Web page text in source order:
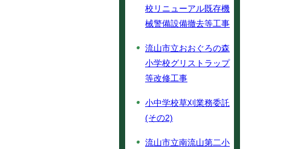
校リニューアル既存機
械警備設備撤去等工事
流山市立おおぐろの森
小学校グリストラップ
等改修工事
小中学校草刈業務委託
(その2)
流山市立南流山第二小